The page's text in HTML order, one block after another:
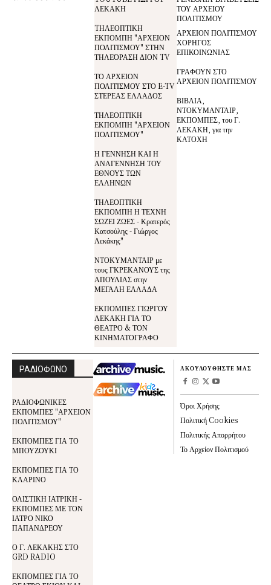
ΛΕΚΑΚΗ
TΗΛΕΟΠΤΙΚΗ
ΕΚΠΟΜΠΗ "ΑΡΧΕΙΟΝ
ΠΟΛΙΤΙΣΜΟΥ" ΣΤΗΝ
ΤΗΛΕΌΡΑΣΗ ΔΙΟΝ TV
ΤΟ ΑΡΧΕΙΟΝ
ΠΟΛΙΤΙΣΜΟΥ ΣΤΟ E-TV
ΣΤΕΡΕΑΣ ΕΛΛΑΔΟΣ
ΤΗΛΕΟΠΤΙΚΗ
ΕΚΠΟΜΠΗ "ΑΡΧΕΙΟΝ
ΠΟΛΙΤΙΣΜΟΥ"
Η ΓΕΝΝΗΣΗ ΚΑΙ Η
ΑΝΑΓΕΝΝΗΣΗ ΤΟΥ
ΕΘΝΟΥΣ ΤΩΝ
ΕΛΛΗΝΩΝ
ΤΗΛΕΟΠΤΙΚΗ
ΕΚΠΟΜΠΗ Η ΤΕΧΝΗ
ΣΩΖΕΙ ΖΩΕΣ - Κρατερός
Κατσούλης - Γιώργος
Λεκάκης"
ΝΤΟΚΥΜΑΝΤΑΙΡ με
τους ΓΚΡΕΚΑΝΟΥΣ της
ΑΠΟΥΛΙΑΣ στην
ΜΕΓΑΛΗ ΕΛΛΑΔΑ
ΕΚΠΟΜΠΕΣ ΓΙΩΡΓΟΥ
ΛΕΚΑΚΗ ΓΙΑ ΤΟ
ΘΕΑΤΡΟ & ΤΟΝ
ΚΙΝΗΜΑΤΟΓΡΑΦΟ
ΤΟΥ ΑΡΧΕΙΟΥ
ΠΟΛΙΤΙΣΜΟΥ
ΑΡΧΕΙΟΝ ΠΟΛΙΤΙΣΜΟΥ
ΧΟΡΗΓΟΣ
ΕΠΙΚΟΙΝΩΝΙΑΣ
ΓΡΑΦΟΥΝ ΣΤΟ
ΑΡΧΕΙΟΝ ΠΟΛΙΤΙΣΜΟΥ
ΒΙΒΛΙΑ,
ΝΤΟΚΥΜΑΝΤΑΙΡ,
ΕΚΠΟΜΠΕΣ, του Γ.
ΛΕΚΑΚΗ, για την
ΚΑΤΟΧΗ
ΡΑΔΙΟΦΩΝΟ
ΡΑΔΙΟΦΩΝΙΚΕΣ
ΕΚΠΟΜΠΕΣ "ΑΡΧΕΙΟΝ
ΠΟΛΙΤΙΣΜΟΥ"
ΕΚΠΟΜΠΕΣ ΓΙΑ ΤΟ
ΜΠΟΥΖΟΥΚΙ
ΕΚΠΟΜΠΕΣ ΓΙΑ ΤΟ
ΚΛΑΡΙΝΟ
ΟΛΙΣΤΙΚΗ ΙΑΤΡΙΚΗ -
ΕΚΠΟΜΠΕΣ ΜΕ ΤΟΝ
ΙΑΤΡΟ ΝΙΚΟ
ΠΑΠΑΝΔΡΕΟΥ
Ο Γ. ΛΕΚΑΚΗΣ ΣΤΟ
GRD RADIO
ΕΚΠΟΜΠΕΣ ΓΙΑ ΤΟ
ΑΚΟΥΛΟΥΘΗΣΤΕ ΜΑΣ
Όροι Χρήσης
Πολιτική Cookies
Πολιτικής Απορρήτου
Το Αρχείον Πολιτισμού